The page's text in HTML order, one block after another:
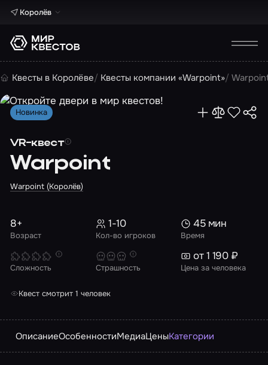
Королёв
Квесты в Королёве Квесты компании «Warpoint»
Новинка
VR-квест
Warpoint
Warpoint (Королёв)
Возраст
8+
Кол-во игроков
1-10
Время
45 мин
Сложность Страшность Цена за человека
от 1 190 ₽
Квест смотрит 1 человек
ОписаниеОсобенностиМедиаЦеныКатегории